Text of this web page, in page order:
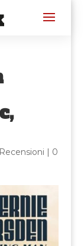
Recensioni | 0